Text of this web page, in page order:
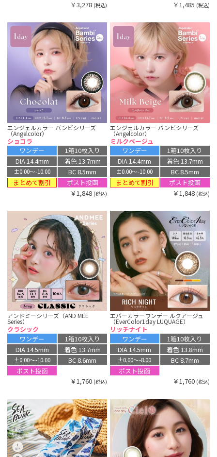
￥3,278 (税込) ￥1,485 (税込)
エンジェルカラー バンビシリーズ
（Angelcolor）
ショコラ
ワンデー
1箱10枚入り
DIA 14.4mm
着色 13.7mm
±0.00〜-10.00
BC 8.5mm
まとめて割引
ポスト投函
￥1,848 (税込)
エンジェルカラー バンビシリーズ
（Angelcolor）
ミルクベージュ
ワンデー
1箱10枚入り
DIA 14.4mm
着色 13.7mm
±0.00〜-10.00
BC 8.5mm
まとめて割引
ポスト投函
￥1,848 (税込)
アンドミーシリーズ（AND MEE
Series）
クラシック
ワンデー
1箱10枚入り
DIA 14.5mm
着色 13.7mm
±0.00〜-10.00
BC 8.6mm
ポスト投函
￥1,760 (税込)
エバーカラーワンデー ルクアージュ
（EverColor1day LUQUAGE）
リッチナイト
ワンデー
1箱10枚入り
DIA 14.5mm
着色 13.8mm
±0.00〜-8.00
BC 8.7mm
ポスト投函
￥1,760 (税込)